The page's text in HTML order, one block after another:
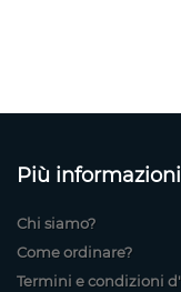
Più informazioni
Chi siamo?
Come ordinare?
Termini e condizioni